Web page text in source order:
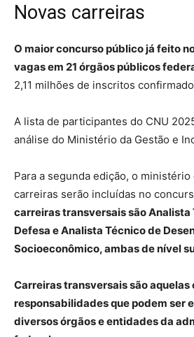
Novas carreiras
O maior concurso público já feito
vagas em 21 órgãos públicos
2,11 milhões de inscritos
A lista de participantes do CNU
análise do Ministério da Gestão e
Para a segunda edição, o
carreiras serão incluídas no
carreiras transversais são Analista
Defesa e Analista Técnico de
Socioeconômico, ambas de nível
Carreiras transversais são
responsabilidades que podem ser
diversos órgãos e entidades da